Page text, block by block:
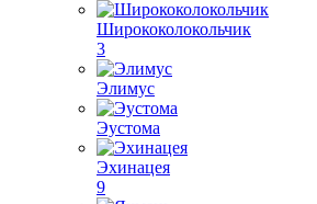
Ширококолокольчик
3
Элимус
Эустома
Эхинацея
9